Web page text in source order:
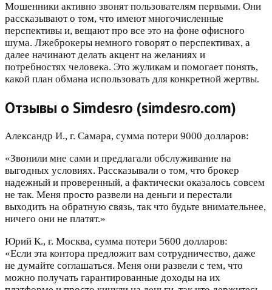
Мошенники активно звонят пользователям первыми. Они
рассказывают о том, что имеют многочисленные
перспективы и, вещают про все это на фоне офисного
шума. Лжеброкеры немного говорят о перспективах, а
далее начинают делать акцент на желаниях и
потребностях человека. Это жуликам и помогает понять,
какой план обмана использовать для конкретной жертвы.
Отзывы о Simdesro (simdesro.com)
Александр И., г. Самара, сумма потери 9000 долларов:
«Звонили мне сами и предлагали обслуживание на
выгодных условиях. Рассказывали о том, что брокер
надежный и проверенный, а фактически оказалось совсем
не так. Меня просто развели на деньги и перестали
выходить на обратную связь, так что будьте внимательнее,
ничего они не платят.»
Юрий К., г. Москва, сумма потери 5600 долларов:
«Если эта контора предложит вам сотрудничество, даже
не думайте соглашаться. Меня они развели с тем, что
можно получать гарантированные доходы на их